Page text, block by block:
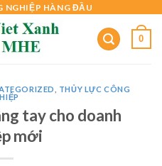
NGHIỆP HÀNG ĐẦU
0
THỦY LỰC CÔNG
tay cho doanh
mới